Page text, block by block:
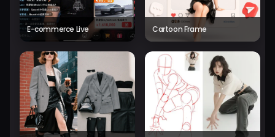
E-commerce Live Cartoon Frame